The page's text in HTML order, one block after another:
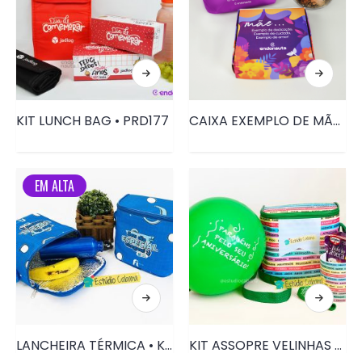
KIT LUNCH BAG • PRD177 CAIXA EXEMPLO DE MÃE • PRD052
EM ALTA
LANCHEIRA TÉRMICA • KIT102 KIT ASSOPRE VELINHAS LUXO • PRD147